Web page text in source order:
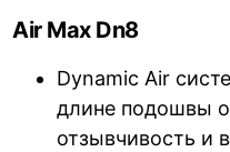
Air Max Dn8
Dynamic Air
длине подошвы
отзывчивость и